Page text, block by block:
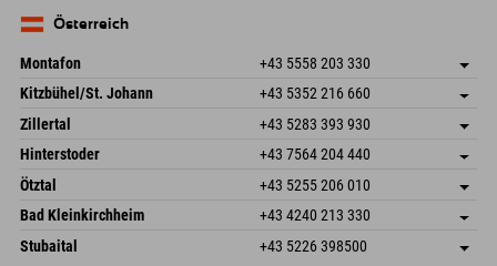
Deutschland
Österreich
Montafon +43 5558 203 330
Dorfstr. 127b
6793 Gaschurn/Montafon
Österreich
Adresse speichern
Buchen
Kitzbühel/St. Johann +43 5352 216 660
Speckbacherstraße 87
6380 St. Johann in Tirol
Österreich
Adresse speichern
Anreiseinfos
Buchen
Zillertal +43 5283 393 930
Schmiedau 2
Österreich
Adresse speichern
Buchen
Hinterstoder +43 7564 204 440
Freizeitpark 10
4573 Hinterstoder
Österreich
Adresse speichern
Anreiseinfos
Buchen
Ötztal +43 5255 206 010
Gscheat 14
Österreich
Adresse speichern
Buchen
Bad Kleinkirchheim +43 4240 213 330
Dorfstraße 24
9546 Bad Kleinkirchheim
Adresse speichern
Anreiseinfos
Stubaital +43 5226 398500